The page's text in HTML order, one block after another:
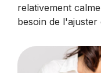
relativement
besoin de l'ajuster